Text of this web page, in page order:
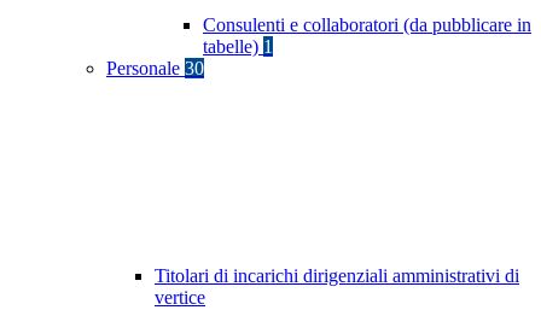
Consulenti e collaboratori (da pubblicare in
tabelle) 1
Personale 30
Titolari di incarichi dirigenziali amministrativi di
vertice